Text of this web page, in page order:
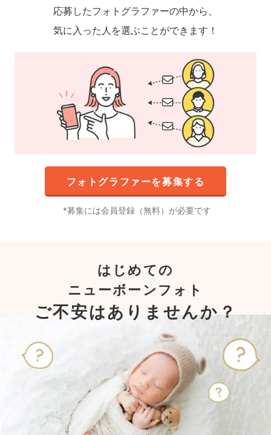
応募したフォトグラファーの中から、
気に入った人を選ぶことができます！
フォトグラファーを募集する
募集には会員登録（無料）が必要です
はじめての
ニューボーンフォト
ご不安はありませんか？